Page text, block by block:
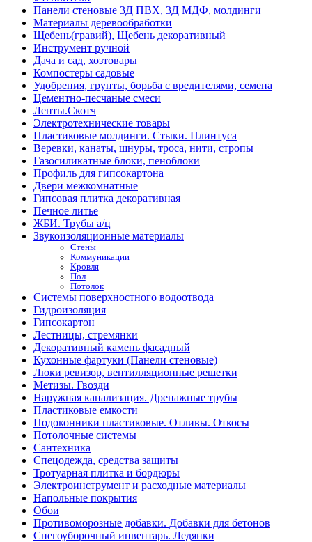
Панели стеновые 3Д ПВХ, 3Д МДФ, молдинги
Материалы деревообработки
Щебень(гравий), Щебень декоративный
Инструмент ручной
Дача и сад, хозтовары
Компостеры садовые
Удобрения, грунты, борьба с вредителями, семена
Цементно-песчаные смеси
Ленты.Скотч
Электротехнические товары
Пластиковые молдинги. Стыки. Плинтуса
Веревки, канаты, шнуры, троса, нити, стропы
Газосиликатные блоки, пеноблоки
Профиль для гипсокартона
Двери межкомнатные
Гипсовая плитка декоративная
Печное литье
ЖБИ. Трубы а/ц
Звукоизоляционные материалы
Стены
Коммуникации
Кровля
Пол
Потолок
Системы поверхностного водоотвода
Гидроизоляция
Гипсокартон
Лестницы, стремянки
Декоративный камень фасадный
Кухонные фартуки (Панели стеновые)
Люки ревизор, вентилляционные решетки
Метизы. Гвозди
Наружная канализация. Дренажные трубы
Пластиковые емкости
Подоконники пластиковые. Отливы. Откосы
Потолочные системы
Сантехника
Спецодежда, средства защиты
Тротуарная плитка и бордюры
Электроинструмент и расходные материалы
Напольные покрытия
Обои
Противоморозные добавки. Добавки для бетонов
Снегоуборочный инвентарь. Ледянки